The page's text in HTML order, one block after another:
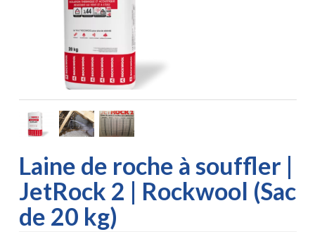
Laine de roche à souffler |
JetRock 2 | Rockwool (Sac
de 20 kg)